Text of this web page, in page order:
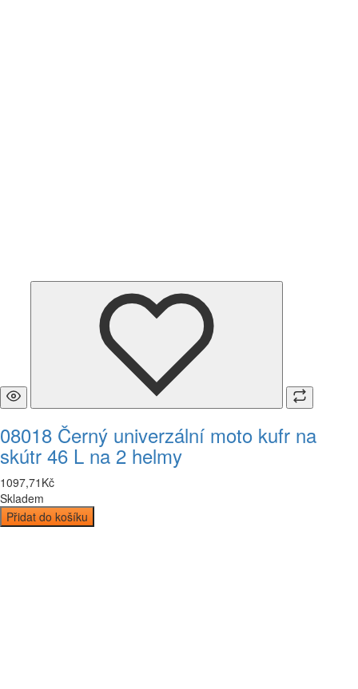
08018 Černý univerzální moto kufr na
skútr 46 L na 2 helmy
1097,71 Kč
Skladem
Přidat do košíku